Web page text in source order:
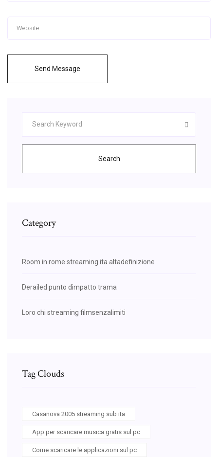
Send Message
Search
Category
Room in rome streaming ita altadefinizione
Derailed punto dimpatto trama
Loro chi streaming filmsenzalimiti
Tag Clouds
Casanova 2005 streaming sub ita
App per scaricare musica gratis sul pc
Come scaricare le applicazioni sul pc